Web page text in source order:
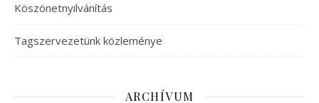
Köszönetnyilvánítás
Tagszervezetünk közleménye
ARCHÍVUM